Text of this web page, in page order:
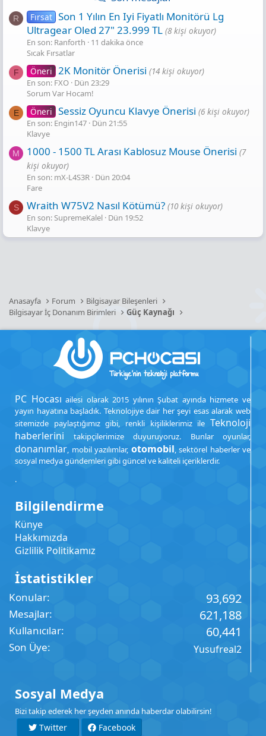
R Fırsat Son 1 Yılın En Iyi Fiyatlı Monitörü Lg
Ultragear Oled 27" 23.999 TL (8 kişi okuyor)
En son: Ranforth
11 dakika önce
Sıcak Fırsatlar
F Öneri 2K Monitör Önerisi (14 kişi okuyor)
En son: FXO Dün 23:29
Sorum Var Hocam!
E Öneri Sessiz Oyuncu Klavye Önerisi (6 kişi okuyor)
En son: Engin147 Dün 21:55
Klavye
M 1000 - 1500 TL Arası Kablosuz Mouse Önerisi (7
kişi okuyor)
En son: mX-L4S3R
Dün 20:04
Fare
S Wraith W75V2 Nasıl Kötümü? (10 kişi okuyor)
En son: SupremeKalel Dün 19:52
Klavye
Anasayfa Forum
Bilgisayar Bileşenleri
Bilgisayar İç Donanım Birimleri
Güç Kaynağı
PC Hocası ailesi olarak 2015 yılının Şubat ayında hizmete ve
yayın hayatına başladık. Teknolojiye dair her şeyi esas alarak web
sitemizde paylaştığımız gibi, renkli kişiliklerimiz ile Teknoloji
haberlerini takipçilerimize duyuruyoruz. Bunlar oyunlar,
donanımlar, mobil yazılımlar, otomobil, sektörel haberler ve
sosyal medya gündemleri gibi güncel ve kaliteli içeriklerdir.
.
Bilgilendirme
Künye
Hakkımızda
Gizlilik Politikamız
İstatistikler
Konular 93,692
Mesajlar 621,188
Kullanıcılar 60,441
Son Üye Yusufreal2
Sosyal Medya
Bizi takip ederek her şeyden anında haberdar olabilirsin!
Twitter Facebook